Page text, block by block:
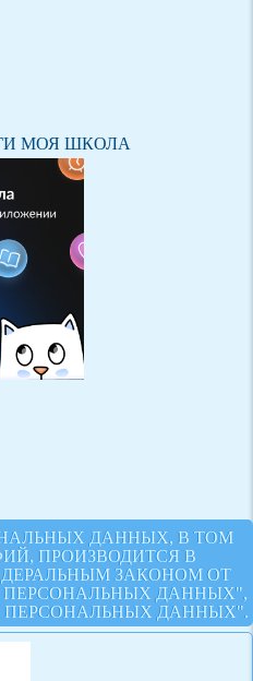
МОЯ ШКОЛА
ДАННЫХ, В ТОМ
ПРОИЗВОДИТСЯ В
ЗАКОНОМ ОТ
О ПЕРСОНАЛЬНЫХ ДАННЫХ",
ПЕРСОНАЛЬНЫХ ДАННЫХ".